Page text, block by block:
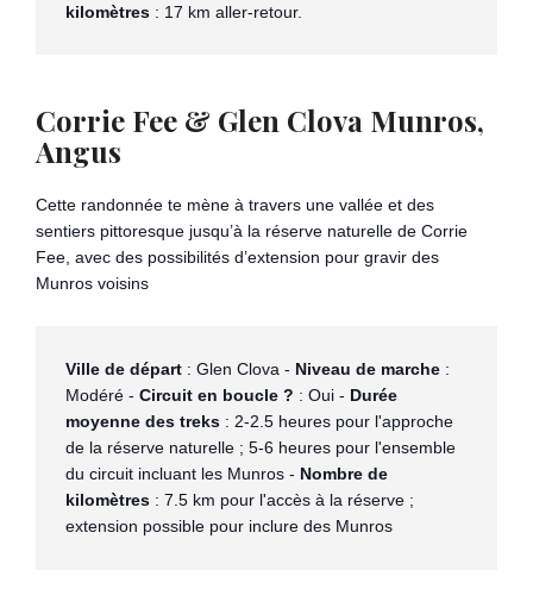
kilomètres : 17 km aller-retour.
Corrie Fee & Glen Clova Munros,
Angus
Cette randonnée te mène à travers une vallée et des
sentiers pittoresque jusqu’à la réserve naturelle de Corrie
Fee, avec des possibilités d’extension pour gravir des
Munros voisins​
Ville de départ : Glen Clova - Niveau de marche :
Modéré - Circuit en boucle ? : Oui - Durée
moyenne des treks : 2-2.5 heures pour l'approche
de la réserve naturelle ; 5-6 heures pour l'ensemble
du circuit incluant les Munros - Nombre de
kilomètres : 7.5 km pour l'accès à la réserve ;
extension possible pour inclure des Munros